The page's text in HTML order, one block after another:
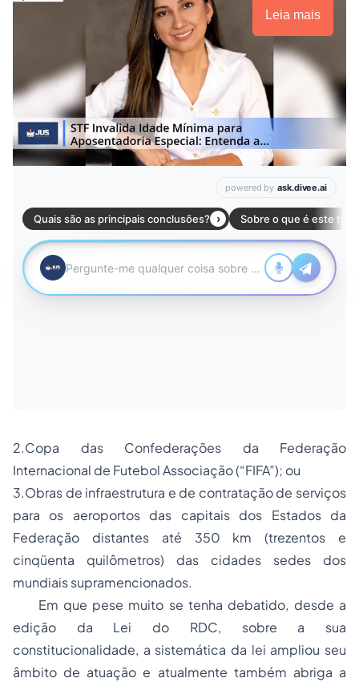
Leia mais
2.Copa das Confederações da Federação
Internacional de Futebol Associação (“FIFA”); ou
3.Obras de infraestrutura e de contratação de serviços
para os aeroportos das capitais dos Estados da
Federação distantes até 350 km (trezentos e
cinqüenta quilômetros) das cidades sedes dos
mundiais supramencionados.
Em que pese muito se tenha debatido, desde a
edição da Lei do RDC, sobre a sua
constitucionalidade, a sistemática da lei ampliou seu
âmbito de atuação e atualmente também abriga a